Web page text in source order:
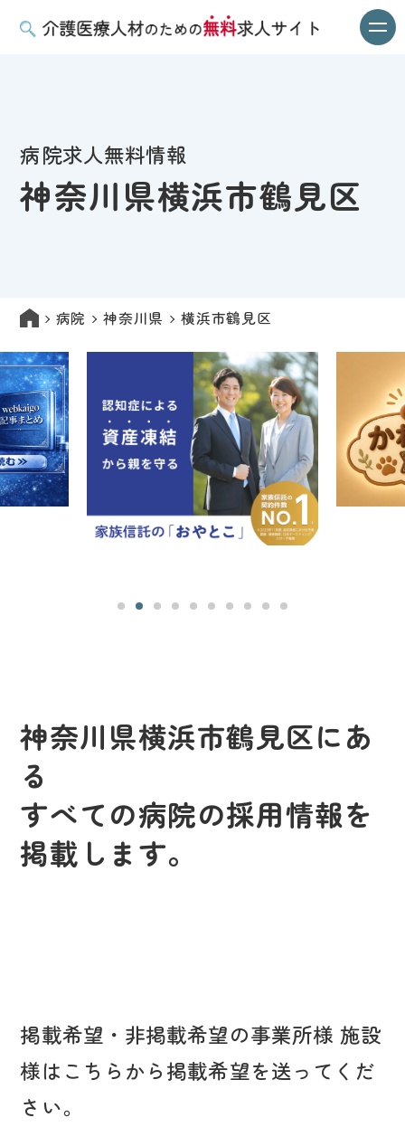
病院求人無料情報
神奈川県横浜市鶴見区
病院 神奈川県 横浜市鶴見区
神奈川県横浜市鶴見区にあ
る
すべての病院の採用情報を
掲載します。
掲載希望・非掲載希望の事業所様 施設
様はこちらから掲載希望を送ってくだ
さい。